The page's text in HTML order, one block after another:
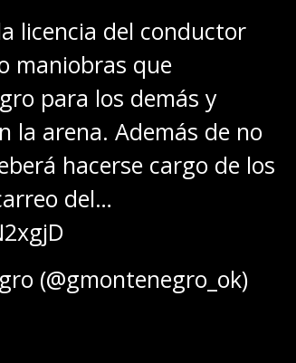
licencia del conductor
maniobras que
para los demás y
la arena. Además de no
hacerse cargo de los
del…
(@gmontenegro_ok)